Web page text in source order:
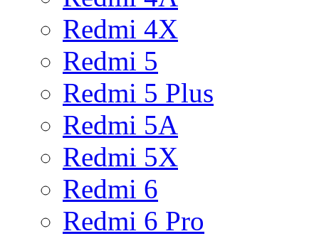
Redmi 4X
Redmi 5
Redmi 5 Plus
Redmi 5A
Redmi 5X
Redmi 6
Redmi 6 Pro